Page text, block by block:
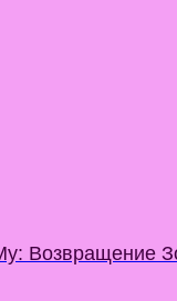
Возвращение